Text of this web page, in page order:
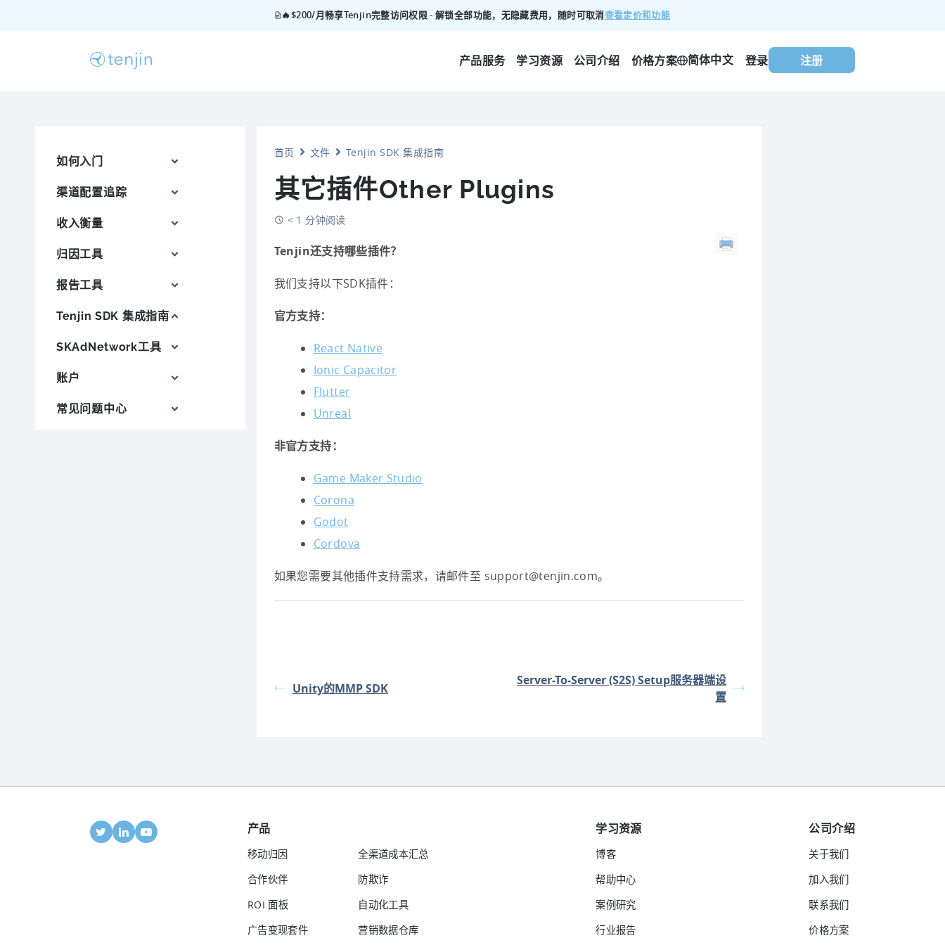
🔥$200/月畅享Tenjin完整访问权限 - 解锁全部功能，无隐藏费用，随时可取消查看定价和功能
产品服务 学习资源 公司介绍 价格方案 简体中文 登录 注册
如何入门
渠道配置追踪
收入衡量
归因工具
报告工具
Tenjin SDK 集成指南
SKAdNetwork工具
账户
常见问题中心
首页 文件 Tenjin SDK 集成指南
其它插件Other Plugins
< 1 分钟阅读
Tenjin还支持哪些插件？
我们支持以下SDK插件：
官方支持：
React Native
Ionic Capacitor
Flutter
Unreal
非官方支持：
Game Maker Studio
Corona
Godot
Cordova
如果您需要其他插件支持需求，请邮件至 support@tenjin.com。
Unity的MMP SDK
Server-To-Server (S2S) Setup服务器端设
置
产品
移动归因
合作伙伴
ROI 面板
广告变现套件
全渠道成本汇总
防欺诈
自动化工具
营销数据仓库
学习资源
博客
帮助中心
案例研究
行业报告
公司介绍
关于我们
加入我们
联系我们
价格方案